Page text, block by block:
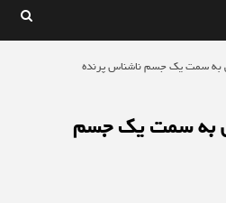
به سمت یک جسم ناشناس پرنده
به سمت یک جسم